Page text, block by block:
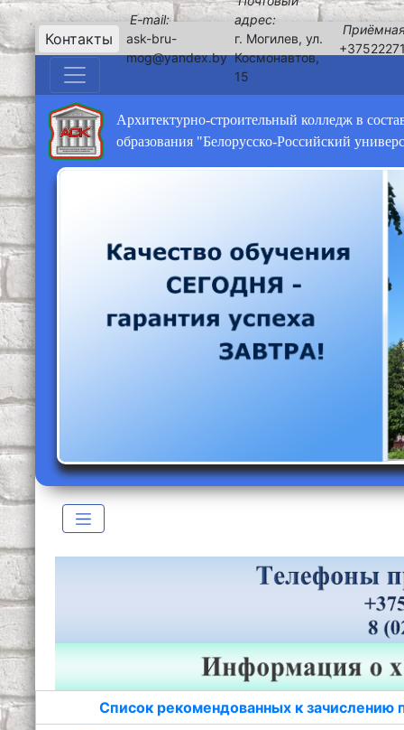
Контакты
E-mail:
ask-bru-
mog@yandex.by
адрес:
г. Могилев, ул.
Космонавтов,
15
Архитектурно-строительный колледж в
образования "Белорусско-Российский
Список рекомендованных к зачислению